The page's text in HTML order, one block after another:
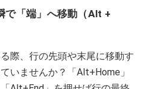
で「端」へ移動（Alt +
際、行の先頭や末尾に移動す
いませんか？「Alt+Home」